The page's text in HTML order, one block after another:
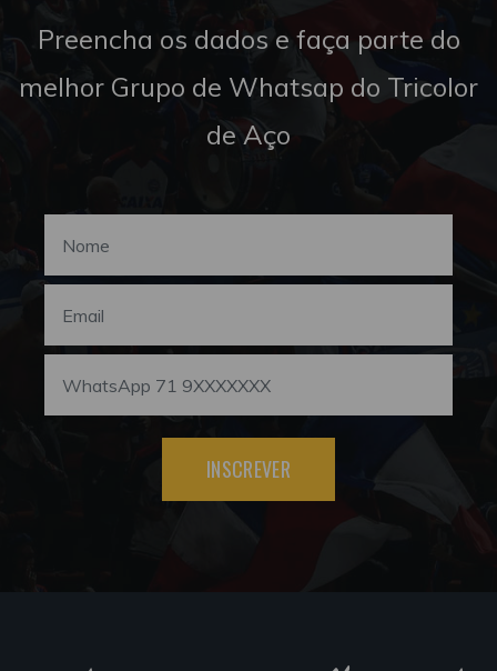
Preencha os dados e faça parte do
melhor Grupo de Whatsap do Tricolor
de Aço
INSCREVER